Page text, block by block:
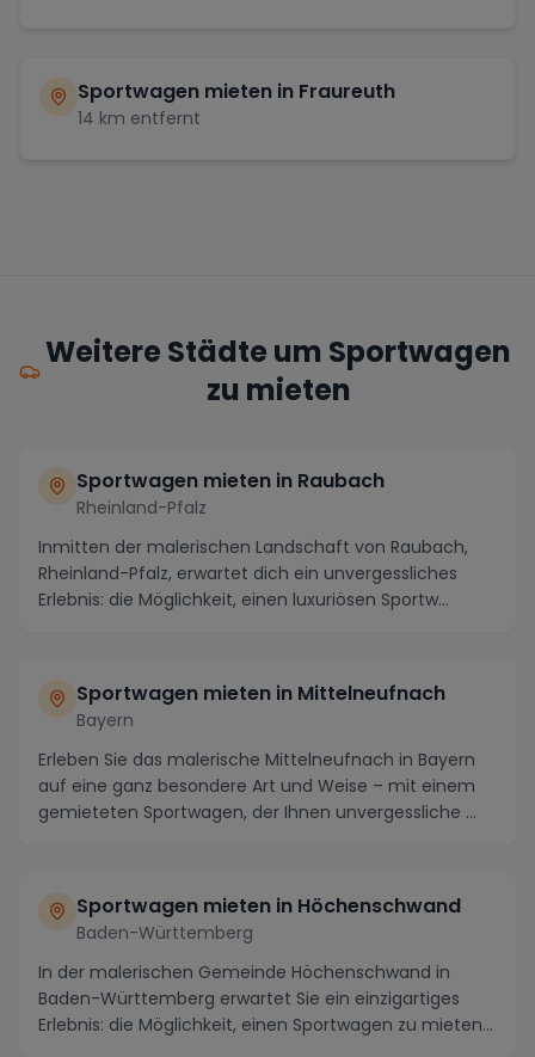
Sportwagen mieten in Fraureuth
14 km entfernt
Weitere Städte um Sportwagen
zu mieten
Sportwagen mieten in Raubach
Rheinland-Pfalz
Inmitten der malerischen Landschaft von Raubach,
Rheinland-Pfalz, erwartet dich ein unvergessliches
Erlebnis: die Möglichkeit, einen luxuriösen Sportw...
Sportwagen mieten in Mittelneufnach
Bayern
Erleben Sie das malerische Mittelneufnach in Bayern
auf eine ganz besondere Art und Weise – mit einem
gemieteten Sportwagen, der Ihnen unvergessliche ...
Sportwagen mieten in Höchenschwand
Baden-Württemberg
In der malerischen Gemeinde Höchenschwand in
Baden-Württemberg erwartet Sie ein einzigartiges
Erlebnis: die Möglichkeit, einen Sportwagen zu mieten